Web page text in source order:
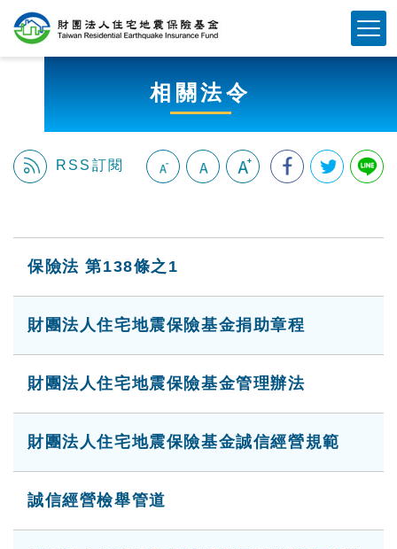
相關法令
RSS訂閱
保險法 第138條之1
財團法人住宅地震保險基金捐助章程
財團法人住宅地震保險基金管理辦法
財團法人住宅地震保險基金誠信經營規範
誠信經營檢舉管道